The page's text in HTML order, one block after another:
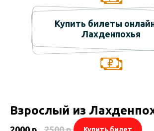
Купить билеты
Лахденпохья
Взрослый из
Купить билет